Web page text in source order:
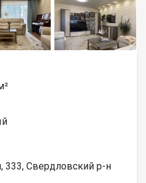
333, Свердловский р-н